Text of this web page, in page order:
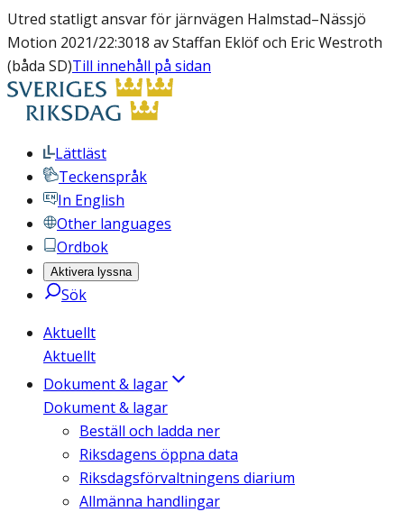
Utred statligt ansvar för järnvägen Halmstad–Nässjö
Motion 2021/22:3018 av Staffan Eklöf och Eric Westroth
(båda SD)Till innehåll på sidan
Lättläst
Teckenspråk
In English
Other languages
Ordbok
Aktivera lyssna
Sök
Aktuellt
Aktuellt
Dokument & lagar
Dokument & lagar
Beställ och ladda ner
Riksdagens öppna data
Riksdagsförvaltningens diarium
Allmänna handlingar